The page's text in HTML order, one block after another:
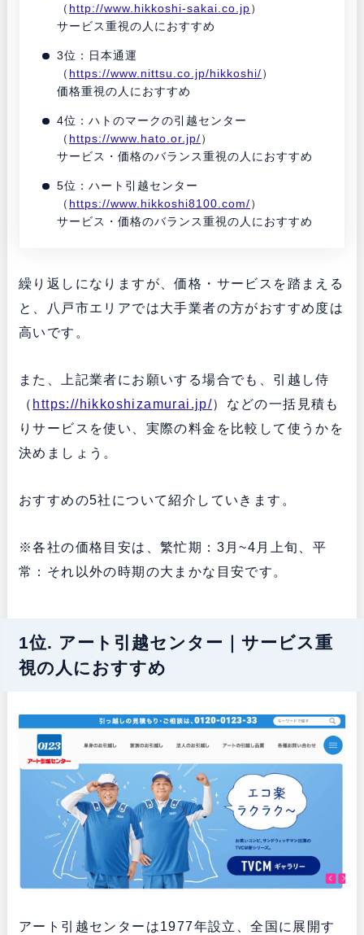
（ http://www.hikkoshi-sakai.co.jp）
サービス重視の人におすすめ
3位：日本通運
（ https://www.nittsu.co.jp/hikkoshi/）
価格重視の人におすすめ
4位：ハトのマークの引越センター
（ https://www.hato.or.jp/）
サービス・価格のバランス重視の人におすすめ
5位：ハート引越センター
（ https://www.hikkoshi8100.com/）
サービス・価格のバランス重視の人におすすめ
繰り返しになりますが、価格・サービスを踏まえる
と、八戸市エリアでは大手業者の方がおすすめ度は
高いです。
また、上記業者にお願いする場合でも、引越し侍
（ https://hikkoshizamurai.jp/）などの一括見積も
りサービスを使い、実際の料金を比較して使うかを
決めましょう。
おすすめの5社について紹介していきます。
※各社の価格目安は、繁忙期：3月~4月上旬、平
常：それ以外の時期の大まかな目安です。
1位. アート引越センター｜サービス重
視の人におすすめ
アート引越センターは1977年設立、全国に展開す